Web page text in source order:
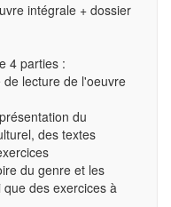
intégrale + dossier
4 parties :
lecture de l'oeuvre
du
des textes
du genre et les
des exercices à